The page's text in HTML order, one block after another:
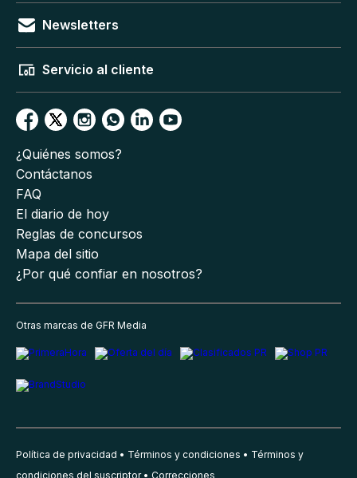
Newsletters
Servicio al cliente
¿Quiénes somos?
Contáctanos
FAQ
El diario de hoy
Reglas de concursos
Mapa del sitio
¿Por qué confiar en nosotros?
Otras marcas de GFR Media
Política de privacidad Términos y condiciones
Términos y
condiciones del suscriptor
Correcciones